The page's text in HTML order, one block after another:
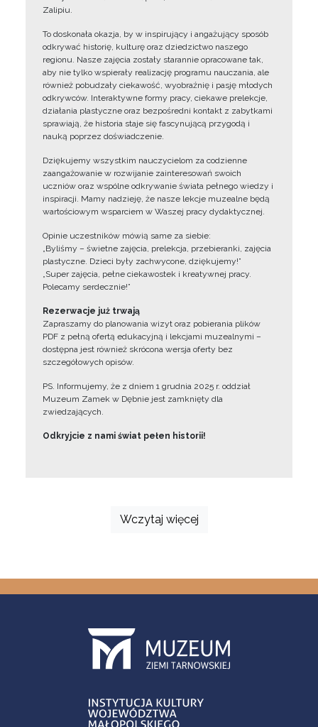
Zalipiu.
To doskonała okazja, by w inspirujący i angażujący sposób
odkrywać historię, kulturę oraz dziedzictwo naszego
regionu. Nasze zajęcia zostały starannie opracowane tak,
aby nie tylko wspierały realizację programu nauczania, ale
również pobudzały ciekawość, wyobraźnię i pasję młodych
odkrywców. Interaktywne formy pracy, ciekawe prelekcje,
działania plastyczne oraz bezpośredni kontakt z zabytkami
sprawiają, że historia staje się fascynującą przygodą i
nauką poprzez doświadczenie.
Dziękujemy wszystkim nauczycielom za codzienne
zaangażowanie w rozwijanie zainteresowań swoich
uczniów oraz wspólne odkrywanie świata pełnego wiedzy i
inspiracji. Mamy nadzieję, że nasze lekcje muzealne będą
wartościowym wsparciem w Waszej pracy dydaktycznej.
Opinie uczestników mówią same za siebie:
„Byliśmy – świetne zajęcia, prelekcja, przebieranki, zajęcia
plastyczne. Dzieci były zachwycone, dziękujemy!”
„Super zajęcia, pełne ciekawostek i kreatywnej pracy.
Polecamy serdecznie!”
Rezerwacje już trwają
Zapraszamy do planowania wizyt oraz pobierania plików
PDF z pełną ofertą edukacyjną i lekcjami muzealnymi –
dostępna jest również skrócona wersja oferty bez
szczegółowych opisów.
PS. Informujemy, że z dniem 1 grudnia 2025 r. oddział
Muzeum Zamek w Dębnie jest zamknięty dla
zwiedzających.
Odkryjcie z nami świat pełen historii!
Wczytaj więcej